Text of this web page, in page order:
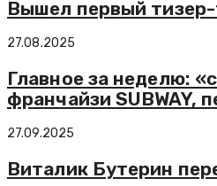
Вышел первый
27.08.2025
Главное за неделю:
франчайзи SUBWAY,
27.09.2025
Виталик Бутерин